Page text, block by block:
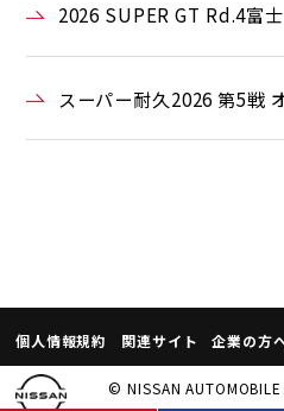
2026 SUPER GT Rd.4富
スーパー耐久2026 第5戦
個人情報規約 関連サイト 企業の方
© NISSAN